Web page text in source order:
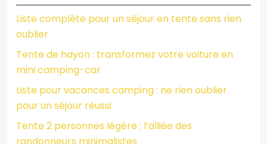
Liste complète pour un séjour en tente sans rien
oublier
Tente de hayon : transformez votre voiture en
mini camping-car
Liste pour vacances camping : ne rien oublier
pour un séjour réussi
Tente 2 personnes légère : l’alliée des